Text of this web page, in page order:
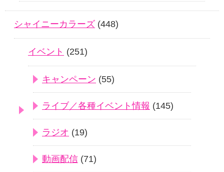
シャイニーカラーズ (448)
イベント (251)
キャンペーン (55)
ライブ／各種イベント情報 (145)
ラジオ (19)
動画配信 (71)